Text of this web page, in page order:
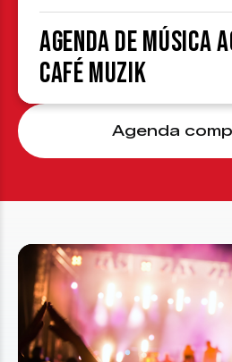
Agenda de Música
Café Muzik
Agenda